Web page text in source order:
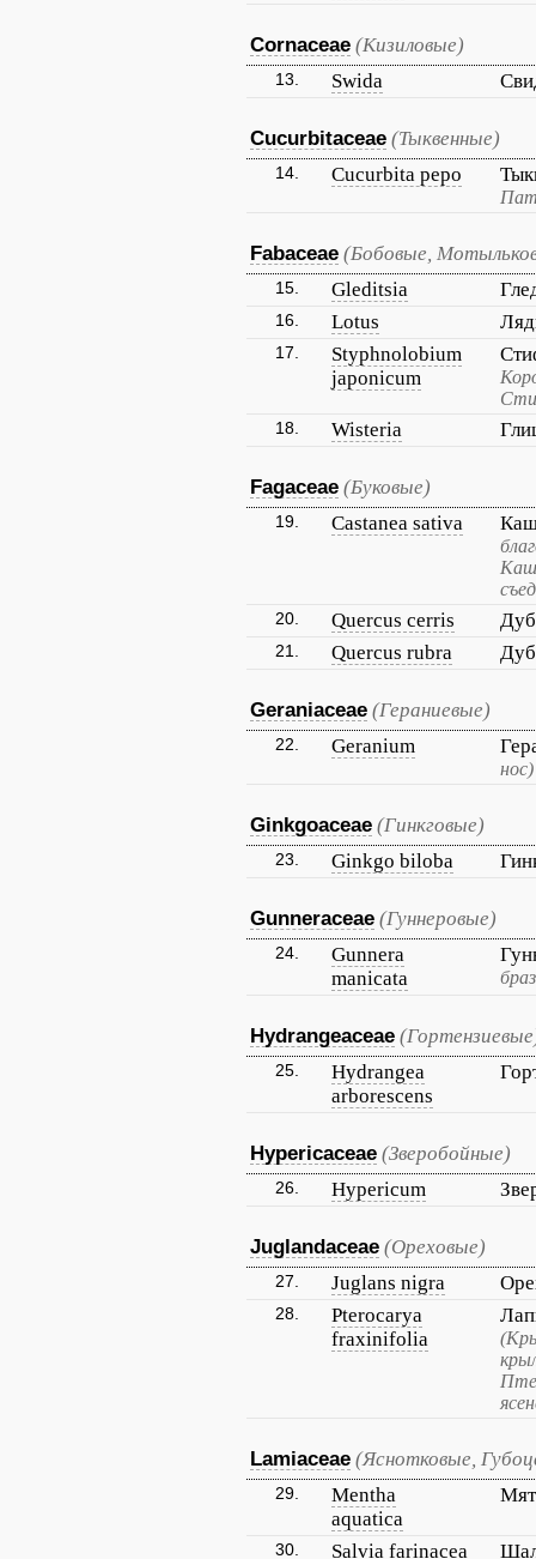
Cornaceae (Кизиловые)
13. Swida
Cucurbitaceae (Тыквенные)
14. Cucurbita pepo
Fabaceae (Бобовые,
15. Gleditsia
16. Lotus
17.
Styphnolobium
japonicum
18. Wisteria
Fagaceae (Буковые)
19. Castanea sativa
20. Quercus cerris
21. Quercus rubra
Geraniaceae (Гераниевые)
22. Geranium
нос)
Ginkgoaceae (Гинкговые)
23. Ginkgo biloba
Gunneraceae (Гуннеровые)
24.
Gunnera
manicata
Hydrangeaceae
25.
Hydrangea
arborescens
Hypericaceae (Зверобойные)
26. Hypericum
Juglandaceae (Ореховые)
27. Juglans nigra
28.
Pterocarya
fraxinifolia
Lamiaceae (Яснотковые,
29.
Mentha
aquatica
30. Salvia farinacea